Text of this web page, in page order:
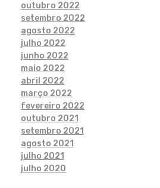
outubro 2022
setembro 2022
agosto 2022
julho 2022
junho 2022
maio 2022
abril 2022
março 2022
fevereiro 2022
outubro 2021
setembro 2021
agosto 2021
julho 2021
julho 2020